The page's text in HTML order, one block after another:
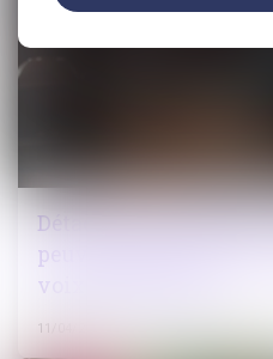
Détachement
peuvent participer aux
voix consultative
11/04/2025